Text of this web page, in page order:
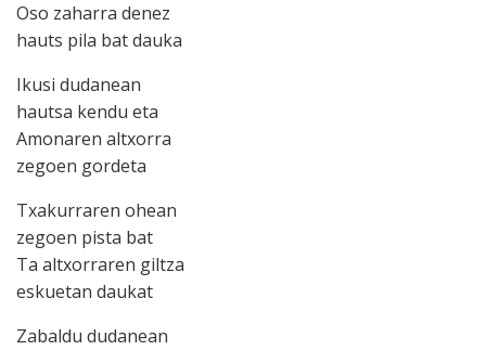
Oso zaharra denez
hauts pila bat dauka
Ikusi dudanean
hautsa kendu eta
Amonaren altxorra
zegoen gordeta
Txakurraren ohean
zegoen pista bat
Ta altxorraren giltza
eskuetan daukat
Zabaldu dudanean